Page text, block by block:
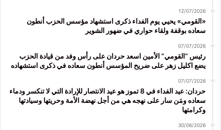
12/07/2026
«القومي» يحيي يوم الفداء ذكرى استشهاد مؤسس الحزب أنطون
سعاده بوقفة ولقاء حواري في ضهور الشوير
07/07/2026
رئيس “القومي” الأمين اسعد حردان على رأس وفد من قيادة الحزب
يضع اكليل زهر على ضريح المؤسس أنطون سعاده في ذكرى استشهاده
07/07/2026
حردان: عيد الفداء في 8 تموز هو عيد الانتصار للإرادة التي لا تنكسر ودماء
سعاده ومَن سار على نهجه هي من أجل نهضة الأمة وحريتها وسيادتها
وكرامتها
30/06/2026